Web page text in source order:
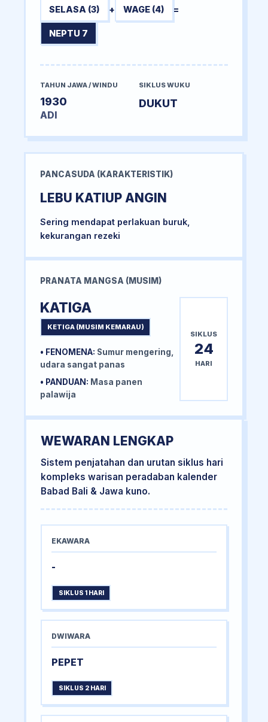
SELASA (3) + WAGE (4) =
NEPTU 7
TAHUN JAWA / WINDU
1930
ADI
SIKLUS WUKU
DUKUT
PANCASUDA (KARAKTERISTIK)
LEBU KATIUP ANGIN
Sering mendapat perlakuan buruk,
kekurangan rezeki
PRANATA MANGSA (MUSIM)
KATIGA
KETIGA (MUSIM KEMARAU)
• FENOMENA: Sumur mengering,
udara sangat panas
• PANDUAN: Masa panen
palawija
SIKLUS
24
HARI
WEWARAN LENGKAP
Sistem penjatahan dan urutan siklus hari
kompleks warisan peradaban kalender
Babad Bali & Jawa kuno.
EKAWARA
-
SIKLUS 1 HARI
DWIWARA
PEPET
SIKLUS 2 HARI